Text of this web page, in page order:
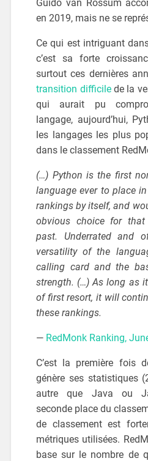
Guido van Rossum
en 2019, mais ne se
Ce qui est intriguant
c’est sa forte
surtout ces dernières
transition difficilede la
qui aurait pu
langage, aujourd’hui,
les langages les plus
dans le classement
(…​) Python is the first
language ever to place
rankings by itself, and
obvious choice for
past. Underrated and
versatility of the
calling card and the
strength. (…​) As long as
of first resort, it will
these rankings.
— RedMonk Ranking,
C’est la première fois
génère ses statistiques
autre que Java ou
seconde place du
de classement est
métriques utilisées.
base sur le nombre de